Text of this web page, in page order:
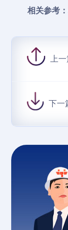
相关参考：
上一
下一